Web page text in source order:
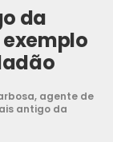
da
agente de
antigo da